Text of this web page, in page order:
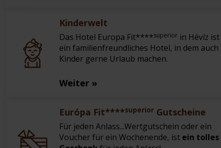
Kinderwelt
Das Hotel Europa Fit****superior in Hévíz ist
ein familienfreundliches Hotel, in dem auch
Kinder gerne Urlaub machen.
Weiter »
Európa Fit****superior Gutscheine
Für jeden Anlass...Wertgutschein oder ein
Voucher für ein Wochenende, ist ein tolles